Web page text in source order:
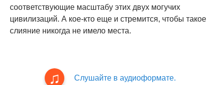
соответствующие масштабу этих двух могучих
цивилизаций. А кое-кто еще и стремится, чтобы такое
слияние никогда не имело места.
Слушайте в аудиоформате.